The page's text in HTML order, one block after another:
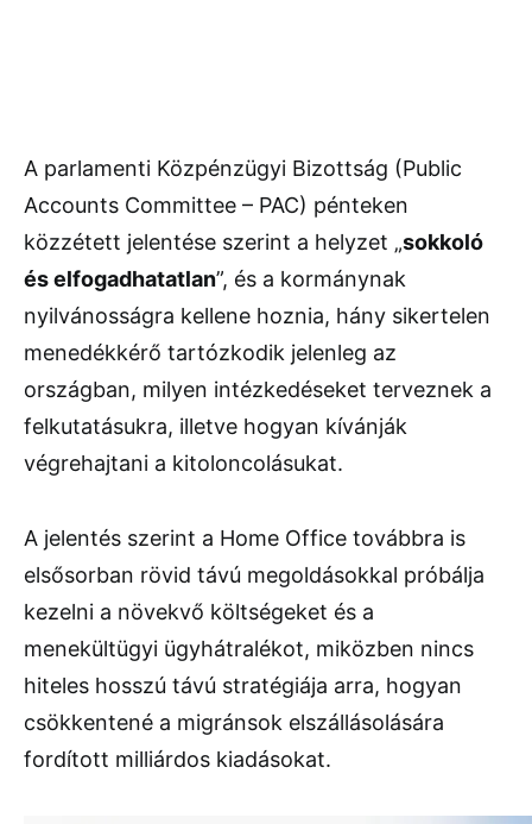
A parlamenti Közpénzügyi Bizottság (Public
Accounts Committee – PAC) pénteken
közzétett jelentése szerint a helyzet „sokkoló
és elfogadhatatlan”, és a kormánynak
nyilvánosságra kellene hoznia, hány sikertelen
menedékkérő tartózkodik jelenleg az
országban, milyen intézkedéseket terveznek a
felkutatásukra, illetve hogyan kívánják
végrehajtani a kitoloncolásukat.
A jelentés szerint a Home Office továbbra is
elsősorban rövid távú megoldásokkal próbálja
kezelni a növekvő költségeket és a
menekültügyi ügyhátralékot, miközben nincs
hiteles hosszú távú stratégiája arra, hogyan
csökkentené a migránsok elszállásolására
fordított milliárdos kiadásokat.